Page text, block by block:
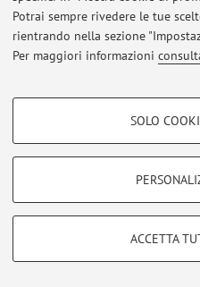
Potrai sempre rivedere le tue
rientrando nella sezione
Per maggiori informazioni
COOKIE DI PROFILAZIONE -
COOKIE TECNICI -
Si tratta di cookie tecnici utilizzati,
SOLO
ACCETTA